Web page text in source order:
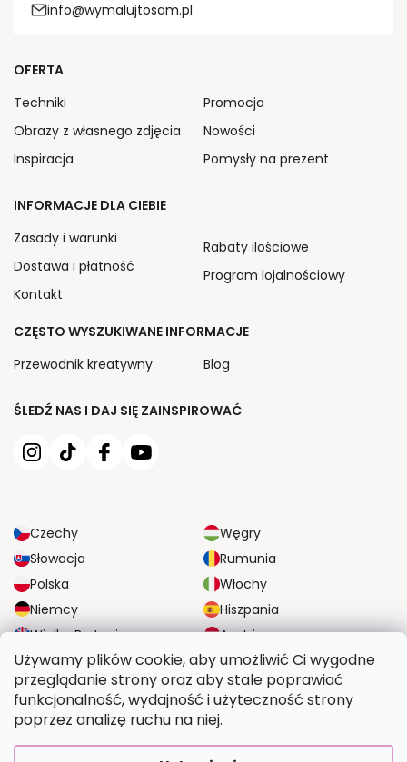
Używamy plików cookie, aby umożliwić Ci wygodne
przeglądanie strony oraz aby stale poprawiać
funkcjonalność, wydajność i użyteczność strony
poprzez analizę ruchu na niej.
info@wymalujtosam.pl
ŚLEDŹ NAS I DAJ SIĘ ZAINSPIROWAĆ
Czechy
Węgry
Słowacja
Rumunia
Polska
Włochy
Niemcy
Hiszpania
Wielka Brytania
Austria
OFERTA
Techniki
Obrazy z własnego zdjęcia
Inspiracja
Promocja
Nowości
Pomysły na prezent
INFORMACJE DLA CIEBIE
Zasady i warunki
Dostawa i płatność
Kontakt
Rabaty ilościowe
Program lojalnościowy
CZĘSTO WYSZUKIWANE INFORMACJE
Przewodnik kreatywny
Blog
NIEZAWODNE OPCJE DOSTAWY
BEZPIECZNE OPCJE PŁATNOŚCI